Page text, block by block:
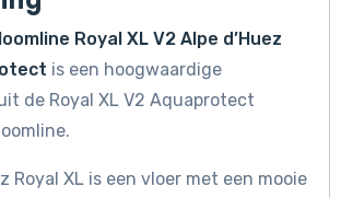
Royal XL V2 Alpe d’Huez
is een hoogwaardige
de Royal XL V2 Aquaprotect
Royal XL is een vloer met een mooie